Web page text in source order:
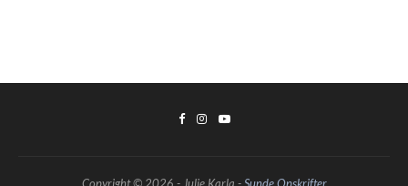
Copyright © 2026 - Julie Karla - Sunde Opskrifter